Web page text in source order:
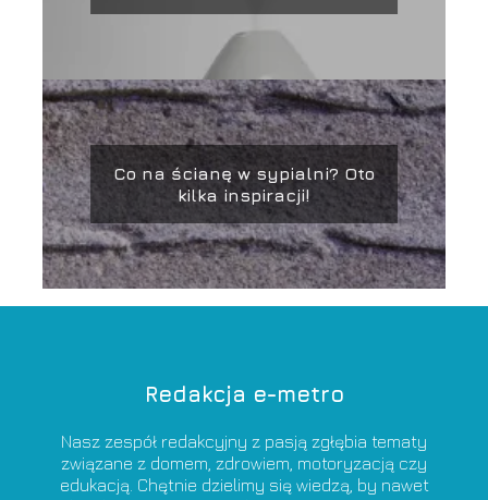
Co na ścianę w sypialni? Oto
kilka inspiracji!
Redakcja e-metro
Nasz zespół redakcyjny z pasją zgłębia tematy
związane z domem, zdrowiem, motoryzacją czy
edukacją. Chętnie dzielimy się wiedzą, by nawet